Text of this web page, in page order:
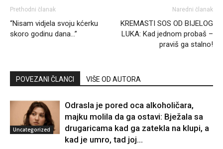
Prethodni članak
“Nisam vidjela svoju kćerku
skoro godinu dana…”
Naredni članak
KREMASTI SOS OD BIJELOG
LUKA: Kad jednom probaš –
praviš ga stalno!
POVEZANI ČLANCI VIŠE OD AUTORA
Uncategorized
Odrasla je pored oca alkoholičara,
majku molila da ga ostavi: Bježala sa
drugaricama kad ga zatekla na klupi, a
kad je umro, tad joj...